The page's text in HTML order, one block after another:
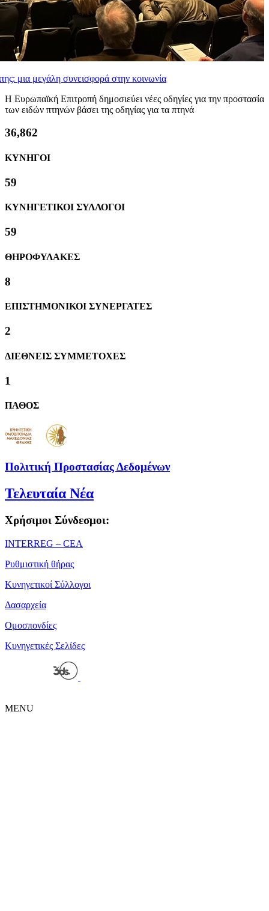
μια μεγάλη συνεισφορά στην κοινωνία
Η Ευρωπαϊκή Επιτροπή δημοσιεύει νέες οδηγίες για την προστασία
των ειδών πτηνών βάσει της οδηγίας για τα πτηνά
40,000
ΚΥΝΗΓΟΙ
63
ΚΥΝΗΓΕΤΙΚΟΙ ΣΥΛΛΟΓΟΙ
63
ΘΗΡΟΦΥΛΑΚΕΣ
8
ΕΠΙΣΤΗΜΟΝΙΚΟΙ ΣΥΝΕΡΓΑΤΕΣ
2
ΔΙΕΘΝΕΙΣ ΣΥΜΜΕΤΟΧΕΣ
1
ΠΑΘΟΣ
Πολιτική Προστασίας Δεδομένων
Τελευταία Νέα
Χρήσιμοι Σύνδεσμοι:
ΙΝΤΕRREG – CEA
Ρυθμιστική θήρας
Κυνηγετικοί Σύλλογοι
Δασαρχεία
Ομοσπονδίες
Κυνηγετικές Σελίδες
MENU